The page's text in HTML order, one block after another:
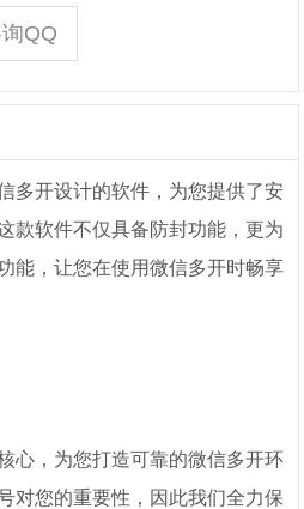
QQ
多开设计的软件，为您提供了安
款软件不仅具备防封功能，更为
能，让您在使用微信多开时畅享
心，为您打造可靠的微信多开环
对您的重要性，因此我们全力保